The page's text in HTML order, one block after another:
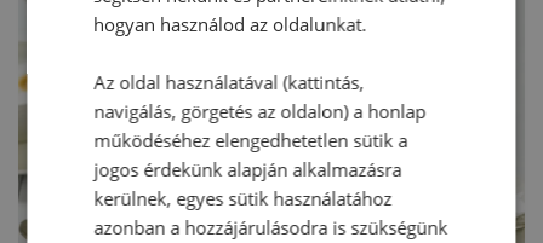
hogyan használod az oldalunkat.
Az oldal használatával (kattintás,
navigálás, görgetés az oldalon) a honlap
működéséhez elengedhetetlen sütik a
jogos érdekünk alapján alkalmazásra
kerülnek, egyes sütik használatához
azonban a hozzájárulásodra is szükségünk